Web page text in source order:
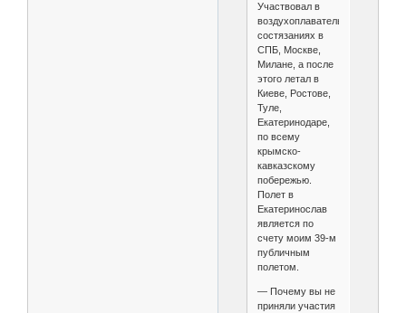
Участвовал в
воздухоплавательных
состязаниях в
СПБ, Москве,
Милане, а после
этого летал в
Киеве, Ростове,
Туле,
Екатеринодаре,
по всему
крымско-
кавказскому
побережью.
Полет в
Екатеринослав
является по
счету моим 39-м
публичным
полетом.
— Почему вы не
приняли участия